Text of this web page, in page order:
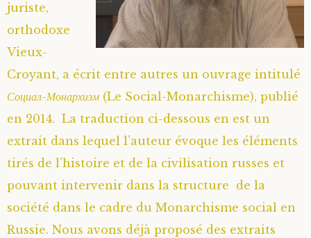
juriste,
orthodoxe
Vieux-
Croyant, a écrit entre autres un ouvrage intitulé
Социал-Монархизм (Le Social-Monarchisme), publié
en 2014. La traduction ci-dessous en est un
extrait dans lequel l’auteur évoque les éléments
tirés de l’histoire et de la civilisation russes et
pouvant intervenir dans la structure de la
société dans le cadre du Monarchisme social en
Russie. Nous avons déjà proposé des extraits